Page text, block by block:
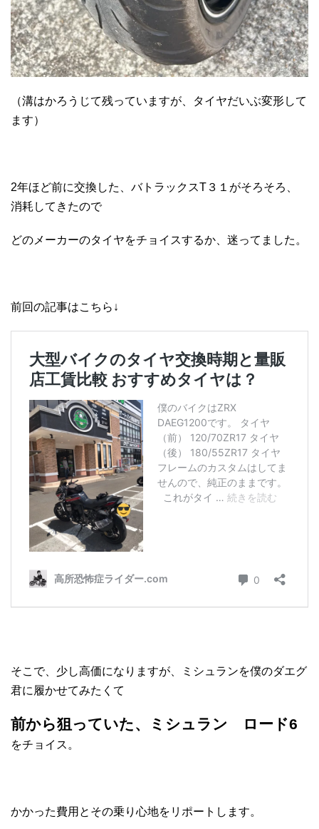
（溝はかろうじて残っていますが、タイヤだいぶ変形して
ます）
2年ほど前に交換した、バトラックスT３１がそろそろ、
消耗してきたので
どのメーカーのタイヤをチョイスするか、迷ってました。
前回の記事はこちら↓
そこで、少し高価になりますが、ミシュランを僕のダエグ
君に履かせてみたくて
前から狙っていた、ミシュラン ロード6
をチョイス。
かかった費用とその乗り心地をリポートします。